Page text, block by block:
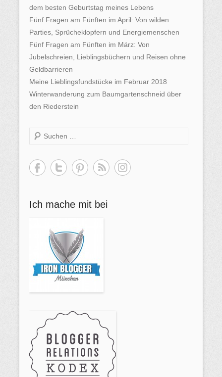
dem besten Geburtstag meines Lebens
Fünf Fragen am Fünften im April: Von wilden
Parties, Sprücheklopfern und Energiemenschen
Fünf Fragen am Fünften im März: Von
Jubelschreien, Lieblingsbüchern und Reisen ohne
Geldbarrieren
Meine Lieblingsfundstücke im Februar 2018
Winterwanderung zum Baumgartenschneid über
den Riederstein
h
Ich mache mit bei